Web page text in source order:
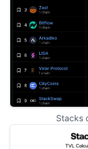
Stacks